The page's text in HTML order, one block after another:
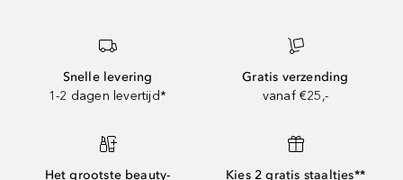
Snelle levering
1-2 dagen levertijd*
Gratis verzending
vanaf €25,-
Het grootste beauty- Kies 2 gratis staaltjes**